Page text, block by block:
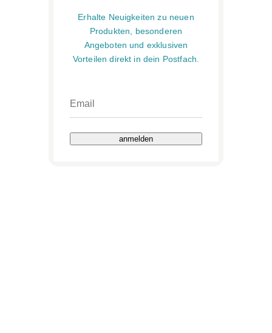
Erhalte Neuigkeiten zu neuen
Produkten, besonderen
Angeboten und exklusiven
Vorteilen direkt in dein Postfach.
anmelden